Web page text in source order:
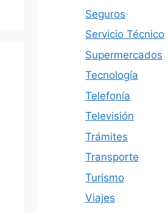
Seguros
Servicio Técnico
Supermercados
Tecnología
Telefonía
Televisión
Trámites
Transporte
Turismo
Viajes